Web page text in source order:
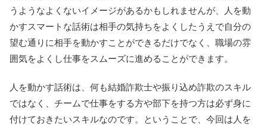
うようなよくないイメージがあるかもしれませんが、人を動
かすスマートな話術は相手の気持ちをよくしたうえで自分の
望む通りに相手を動かすことができるだけでなく、職場の雰
囲気をよくし仕事をスムーズに進めることができます。
人を動かす話術は、何も結婚詐欺士や振り込め詐欺のスキル
ではなく、チームで仕事をする方や部下を持つ方は必ず身に
付けておきたいスキルなのです。ということで、今回は人を